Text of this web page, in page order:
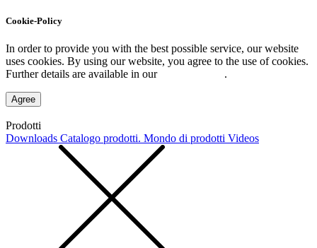
Cookie-Policy
In order to provide you with the best possible service, our website
uses cookies. By using our website, you agree to the use of cookies.
Further details are available in our
.
Agree
Prodotti
Downloads Catalogo prodotti. Mondo di prodotti Videos